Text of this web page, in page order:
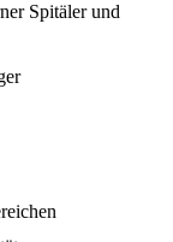
Spitäler und